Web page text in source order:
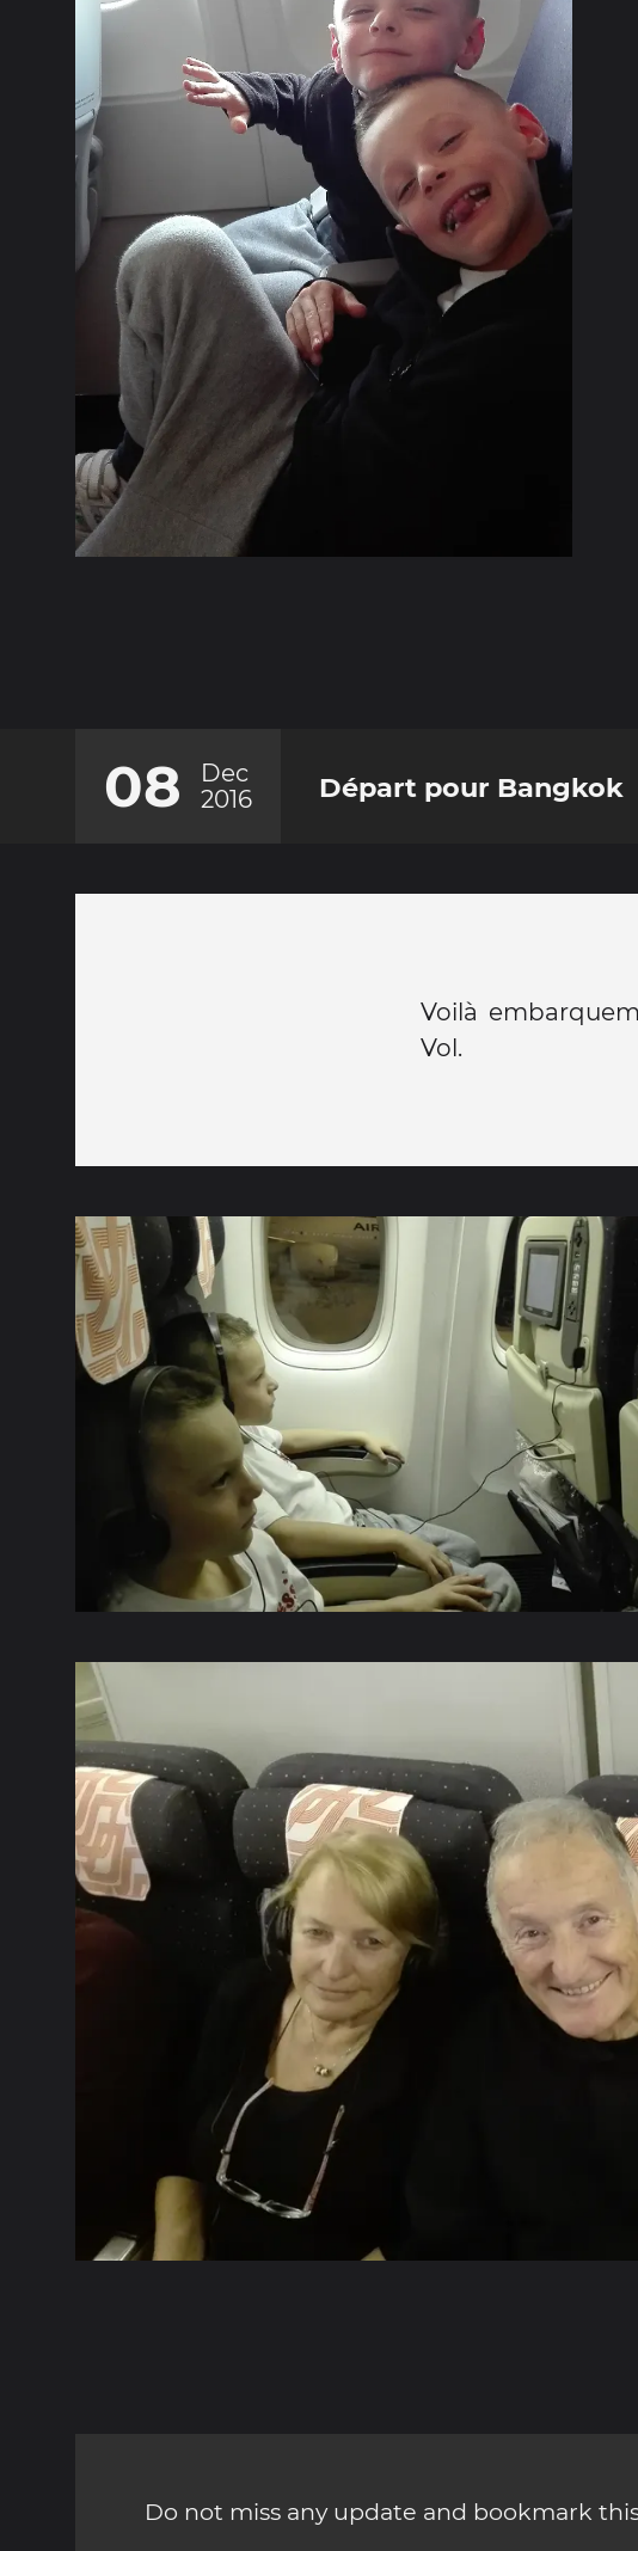
08
Dec
2016
Départ pour Bangkok
Voilà
Vol.
Do not miss any update and bookmark